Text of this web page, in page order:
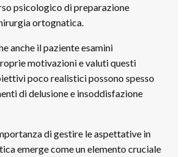
psicologico di preparazione
ortognatica.
anche il paziente esamini
motivazioni e valuti questi
poco realistici possono spesso
di delusione e insoddisfazione
di gestire le aspettative in
emerge come un elemento cruciale